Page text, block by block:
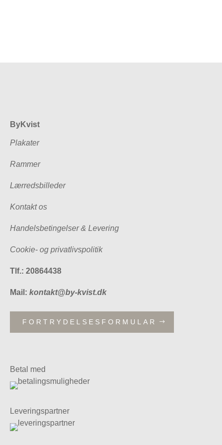
ByKvist
Plakater
Rammer
Lærredsbilleder
Kontakt os
Handelsbetingelser & Levering
Cookie- og privatlivspolitik
Tlf.: 20864438
Mail: kontakt@by-kvist.dk
FORTRYDELSESFORMULAR
Betal med
Leveringspartner